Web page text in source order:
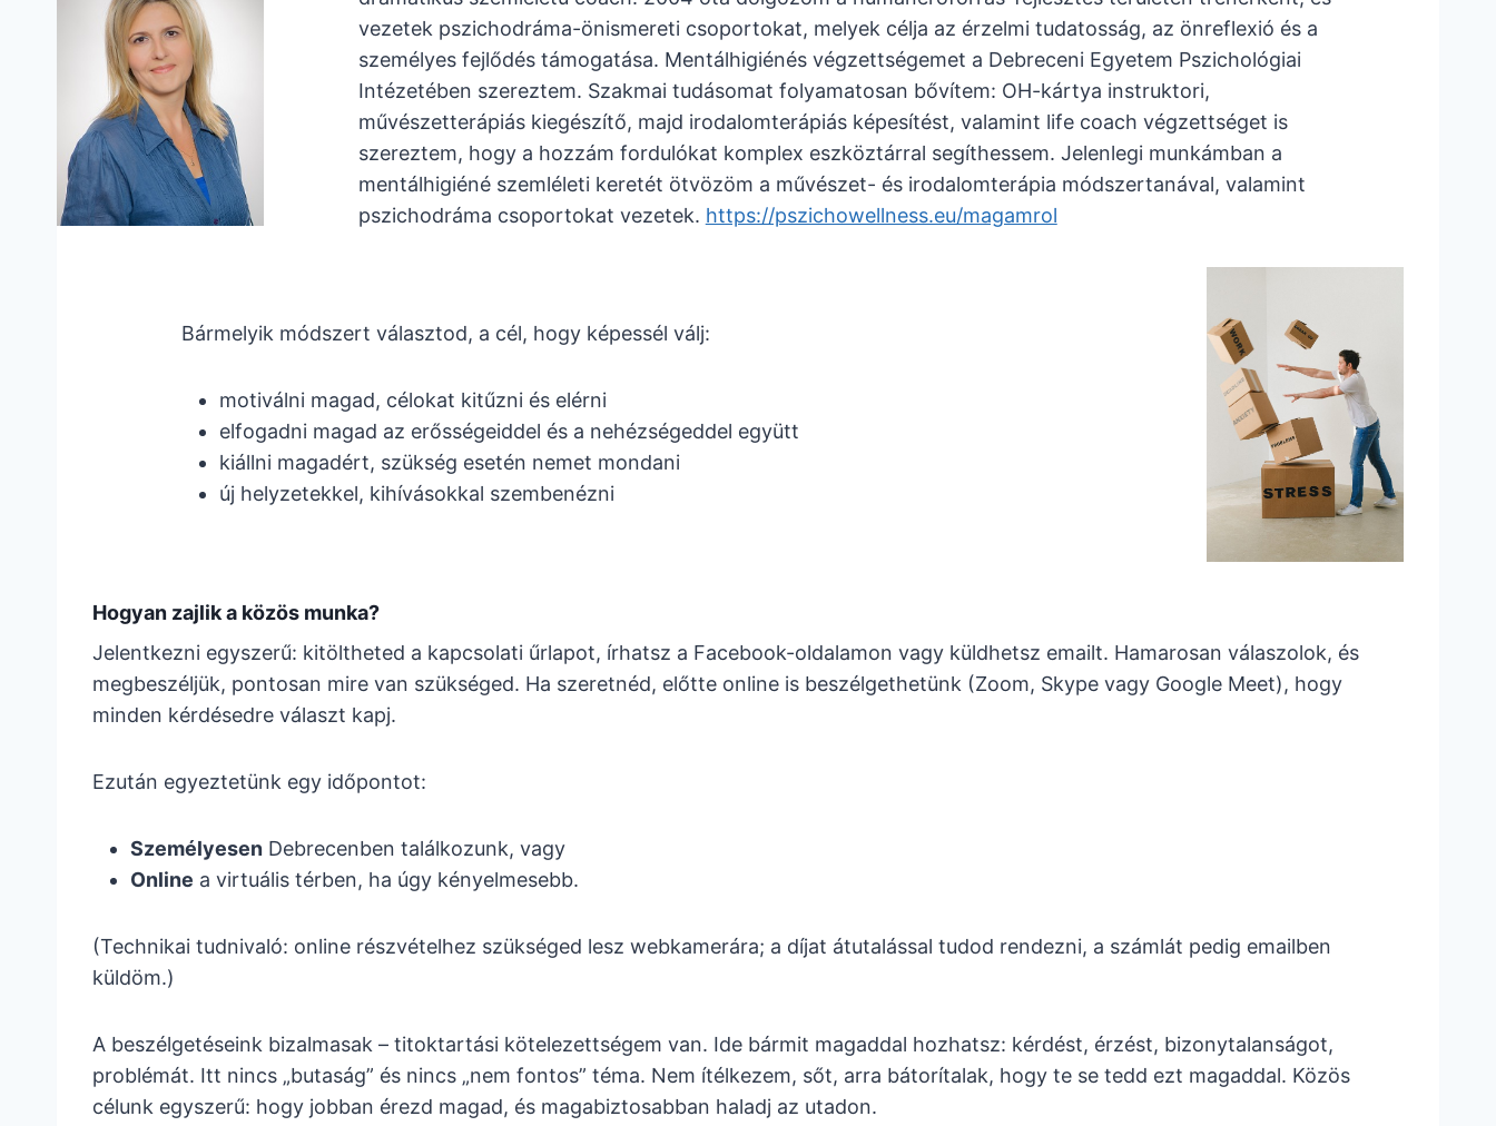
vezetek pszichodráma-önismereti csoportokat, melyek célja az érzelmi tudatosság, az önreflexió és a
személyes fejlődés támogatása. Mentálhigiénés végzettségemet a Debreceni Egyetem Pszichológiai
Intézetében szereztem. Szakmai tudásomat folyamatosan bővítem: OH-kártya instruktori,
művészetterápiás kiegészítő, majd irodalomterápiás képesítést, valamint life coach végzettséget is
szereztem, hogy a hozzám fordulókat komplex eszköztárral segíthessem. Jelenlegi munkámban a
mentálhigiéné szemléleti keretét ötvözöm a művészet- és irodalomterápia módszertanával, valamint
pszichodráma csoportokat vezetek. https://pszichowellness.eu/magamrol
Bármelyik módszert választod, a cél, hogy képessél válj:
motiválni magad, célokat kitűzni és elérni
elfogadni magad az erősségeiddel és a nehézségeddel együtt
kiállni magadért, szükség esetén nemet mondani
új helyzetekkel, kihívásokkal szembenézni
Hogyan zajlik a közös munka?
Jelentkezni egyszerű: kitöltheted a kapcsolati űrlapot, írhatsz a Facebook-oldalamon vagy küldhetsz emailt. Hamarosan válaszolok, és
megbeszéljük, pontosan mire van szükséged. Ha szeretnéd, előtte online is beszélgethetünk (Zoom, Skype vagy Google Meet), hogy
minden kérdésedre választ kapj.
Ezután egyeztetünk egy időpontot:
Személyesen Debrecenben találkozunk, vagy
Online a virtuális térben, ha úgy kényelmesebb.
(Technikai tudnivaló: online részvételhez szükséged lesz webkamerára; a díjat átutalással tudod rendezni, a számlát pedig emailben
küldöm.)
A beszélgetéseink bizalmasak – titoktartási kötelezettségem van. Ide bármit magaddal hozhatsz: kérdést, érzést, bizonytalanságot,
problémát. Itt nincs „butaság” és nincs „nem fontos” téma. Nem ítélkezem, sőt, arra bátorítalak, hogy te se tedd ezt magaddal. Közös
célunk egyszerű: hogy jobban érezd magad, és magabiztosabban haladj az utadon.